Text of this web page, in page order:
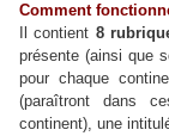
Comment
Il contient 8
présente (ainsi que
pour chaque
(paraîtront dans
continent), une